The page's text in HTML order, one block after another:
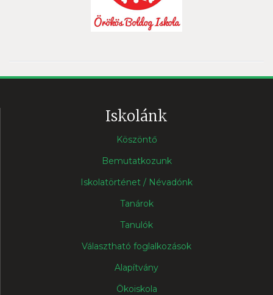
Iskolánk
Köszöntő
Bemutatkozunk
Iskolatörténet / Névadónk
Tanárok
Tanulók
Választható foglalkozások
Alapítvány
Ökoiskola